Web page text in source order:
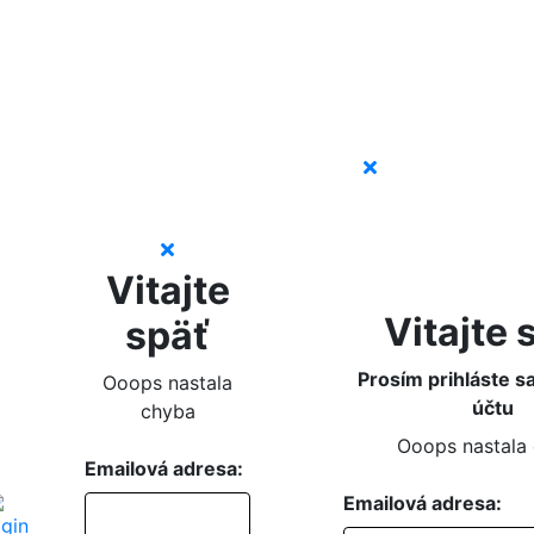
Vitajte
späť
Ooops nastala
chyba
Emailová adresa:
Vitajte
Prosím prihláste
účtu
Ooops nastala
Emailová adresa: